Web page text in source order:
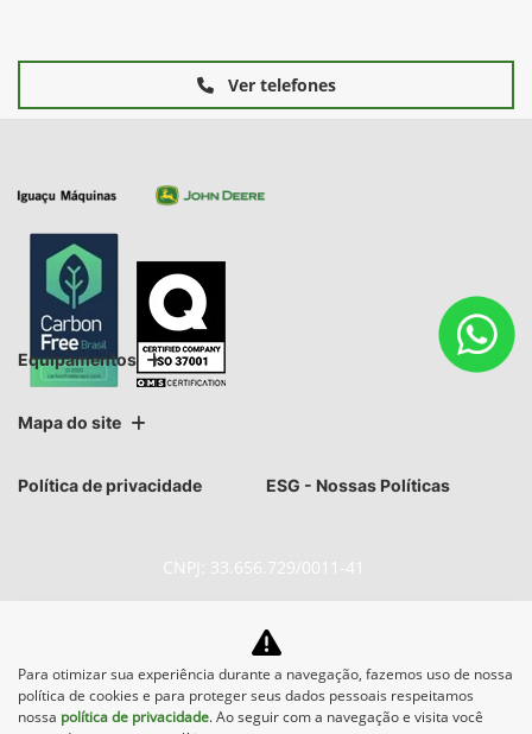
Ver telefones
Equipamentos
Mapa do site
Política de privacidade ESG - Nossas Políticas
CNPJ: 33.656.729/0011-41
No trânsito, enxergar o outro
Para otimizar sua experiência durante a navegação, fazemos uso de nossa
política de cookies e para proteger seus dados pessoais respeitamos
nossa política de privacidade. Ao seguir com a navegação e visita você